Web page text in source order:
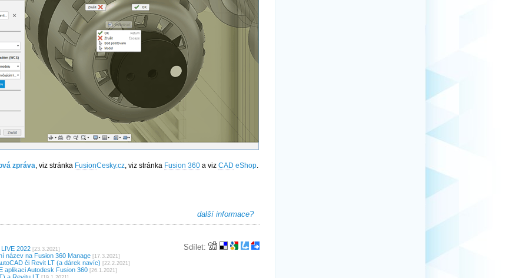
zpráva, viz stránka FusionCesky.cz, viz stránka Fusion 360 a viz CAD eShop.
další informace?
Sdílet:
2022 [23.3.2021]
název na Fusion 360 Manage [17.3.2021]
či Revit LT (a dárek navíc) [22.2.2021]
aplikaci Autodesk Fusion 360 [26.1.2021]